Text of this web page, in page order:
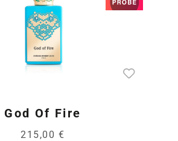
God Of Fire
215,00 €